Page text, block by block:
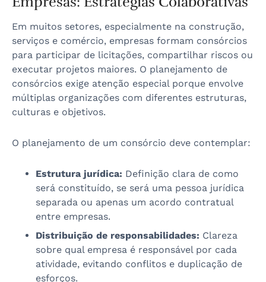
Em muitos setores, especialmente na construção,
serviços e comércio, empresas formam consórcios
para participar de licitações, compartilhar riscos ou
executar projetos maiores. O planejamento de
consórcios exige atenção especial porque envolve
múltiplas organizações com diferentes estruturas,
culturas e objetivos.
O planejamento de um consórcio deve contemplar:
Estrutura jurídica: Definição clara de como
será constituído, se será uma pessoa jurídica
separada ou apenas um acordo contratual
entre empresas.
Distribuição de responsabilidades: Clareza
sobre qual empresa é responsável por cada
atividade, evitando conflitos e duplicação de
esforços.